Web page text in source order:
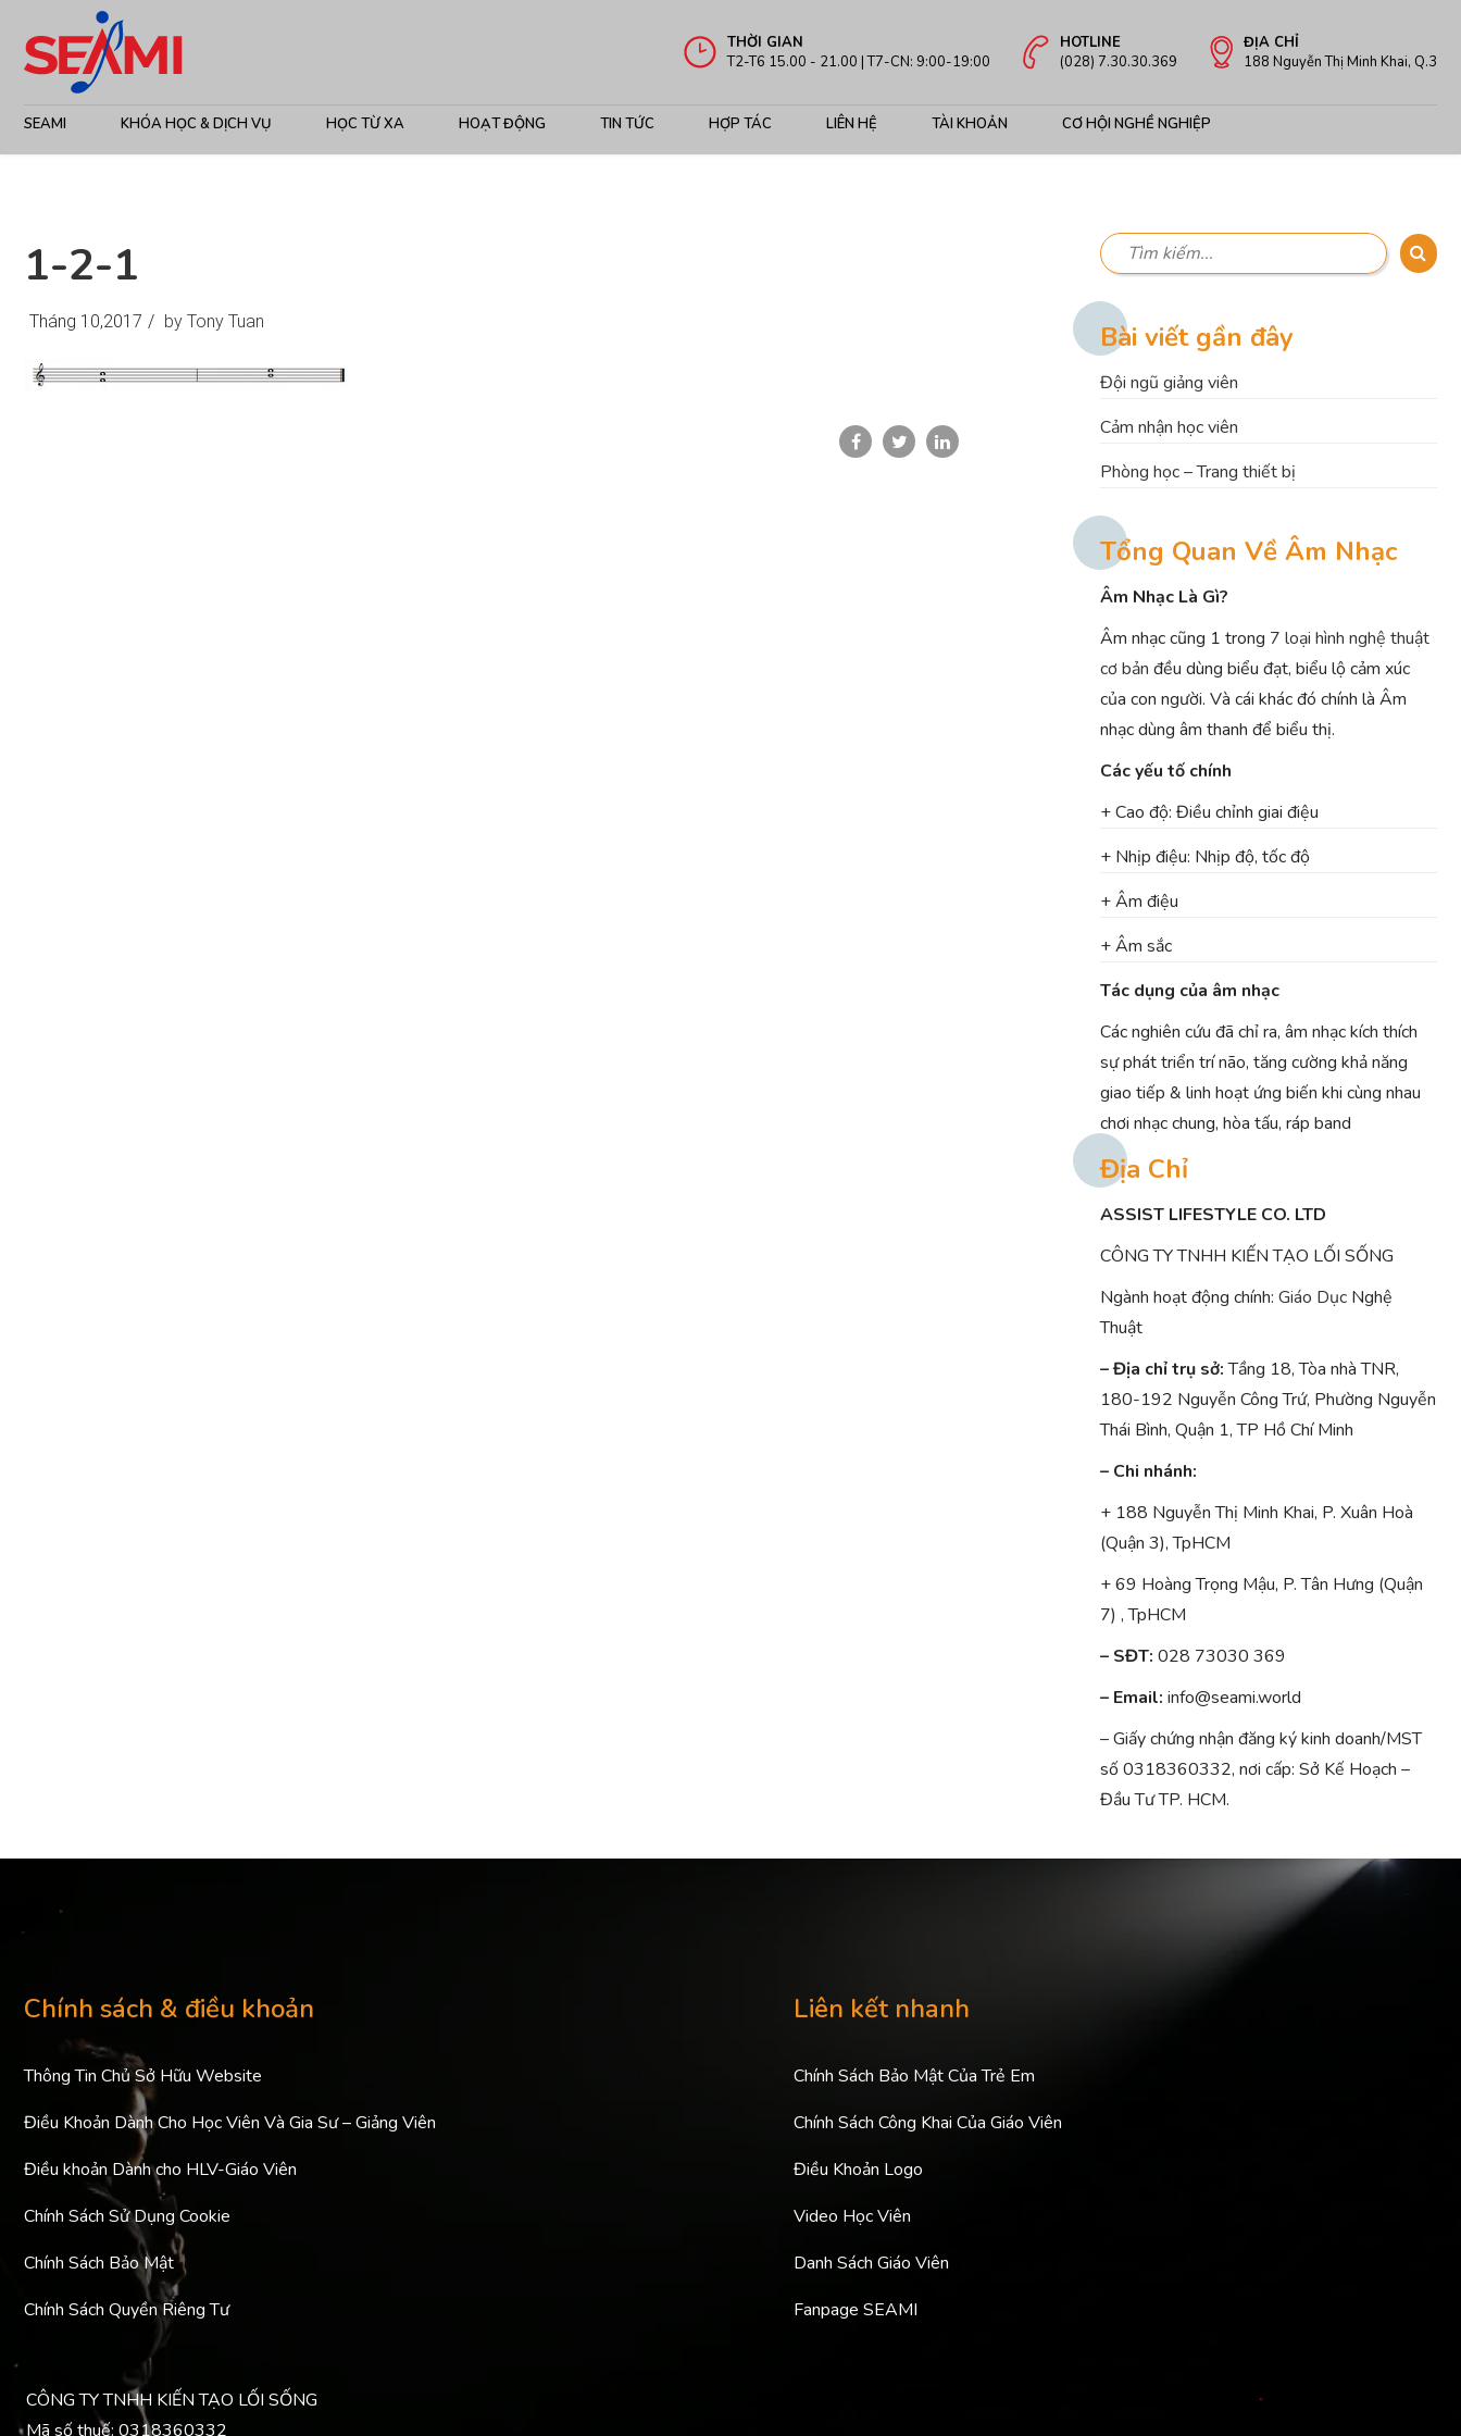
THỜI GIAN
T2-T6 15.00 - 21.00 | T7-CN: 9:00-19:00
HOTLINE
(028) 7.30.30.369
ĐỊA CHỈ
188 Nguyễn Thị Minh Khai, Q.3
SEAMI KHÓA HỌC & DỊCH VỤ HỌC TỪ XA HOẠT ĐỘNG TIN TỨC HỢP TÁC LIÊN HỆ TÀI KHOẢN CƠ HỘI NGHỀ NGHIỆP
1-2-1
Tháng 10,2017 / by Tony Tuan Bài viết gần đây
Đội ngũ giảng viên
Cảm nhận học viên
Phòng học – Trang thiết bị
Tổng Quan Về Âm Nhạc
Âm Nhạc Là Gì?
Âm nhạc cũng 1 trong 7 loại hình nghệ thuật
cơ bản đều dùng biểu đạt, biểu lộ cảm xúc
của con người. Và cái khác đó chính là Âm
nhạc dùng âm thanh để biểu thị.
Các yếu tố chính
+ Cao độ: Điều chỉnh giai điệu
+ Nhịp điệu: Nhịp độ, tốc độ
+ Âm điệu
+ Âm sắc
Tác dụng của âm nhạc
Các nghiên cứu đã chỉ ra, âm nhạc kích thích
sự phát triển trí não, tăng cường khả năng
giao tiếp & linh hoạt ứng biến khi cùng nhau
chơi nhạc chung, hòa tấu, ráp band
Địa Chỉ
ASSIST LIFESTYLE CO. LTD
CÔNG TY TNHH KIẾN TẠO LỐI SỐNG
Ngành hoạt động chính: Giáo Dục Nghệ
Thuật
– Địa chỉ trụ sở:Tầng 18, Tòa nhà TNR,
180-192 Nguyễn Công Trứ, Phường Nguyễn
Thái Bình, Quận 1, TP Hồ Chí Minh
– Chi nhánh:
+ 188 Nguyễn Thị Minh Khai, P. Xuân Hoà
(Quận 3), TpHCM
+ 69 Hoàng Trọng Mậu, P. Tân Hưng (Quận
7) , TpHCM
– SĐT: 028 73030 369
– Email: info@seami.world
– Giấy chứng nhận đăng ký kinh doanh/MST
số 0318360332, nơi cấp: Sở Kế Hoạch –
Đầu Tư TP. HCM.
Chính sách & điều khoản
Thông Tin Chủ Sở Hữu Website
Điều Khoản Dành Cho Học Viên Và Gia Sư – Giảng Viên
Điều khoản Dành cho HLV-Giáo Viên
Chính Sách Sử Dụng Cookie
Chính Sách Bảo Mật
Chính Sách Quyền Riêng Tư
Liên kết nhanh
Chính Sách Bảo Mật Của Trẻ Em
Chính Sách Công Khai Của Giáo Viên
Điều Khoản Logo
Video Học Viên
Danh Sách Giáo Viên
Fanpage SEAMI
CÔNG TY TNHH KIẾN TẠO LỐI SỐNG
Mã số thuế: 0318360332